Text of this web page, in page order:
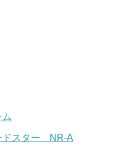
ドスター NR-A